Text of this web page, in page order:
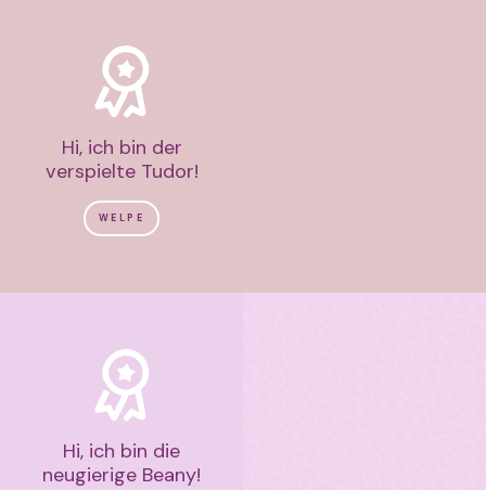
Hi, ich bin der
verspielte Tudor!
WELPE
Hi, ich bin die
neugierige Beany!